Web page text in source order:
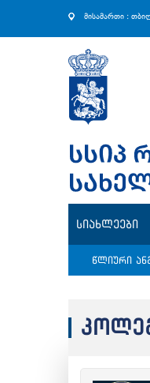
მისამართი :
სიახლეები
წლიური